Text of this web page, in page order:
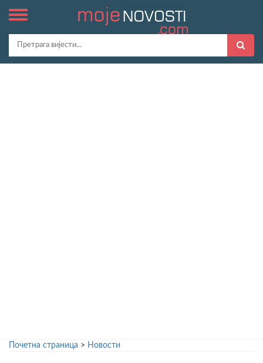
Почетна страница > Новости